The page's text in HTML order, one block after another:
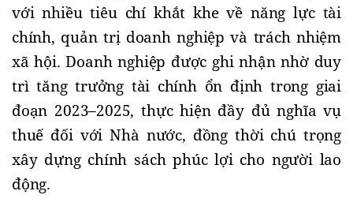
với nhiều tiêu chí khắt khe về năng lực tài
chính, quản trị doanh nghiệp và trách nhiệm
xã hội. Doanh nghiệp được ghi nhận nhờ duy
trì tăng trưởng tài chính ổn định trong giai
đoạn 2023–2025, thực hiện đầy đủ nghĩa vụ
thuế đối với Nhà nước, đồng thời chú trọng
xây dựng chính sách phúc lợi cho người lao
động.